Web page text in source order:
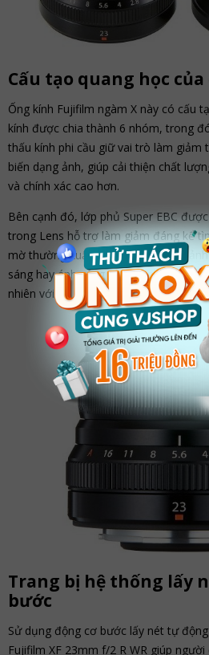
Cấu tạo quang học
Ống kính Fujifilm ngàm X này có cấu
kính được chia thành 6 nhóm, trong
thấu kính phi cầu giữ vai trò làm giảm
biến dạng ảnh, giúp cải thiện chất
và chính xác cao hơn.
Bên cạnh đó, lớp phủ Super EBC
trong Lens hỗ trợ làm giảm đáng kể
mờ thường xuất hiện mỗi khi chụp
sáng hay ánh sáng quá mạnh. Mang
nhiên với độ tương phản màu sắc gia
Trang bị hệ thống lấy
bước
Sử dụng động cơ bước lấy nét tự
Fujifilm XF 23mm f/2 R WR giúp